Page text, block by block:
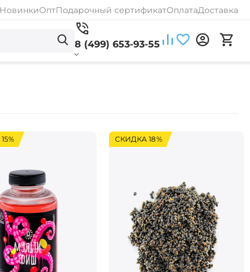
НовинкиОптПодарочный сертификатОплатаДоставка
8 (499) 653-93-55
СКИДКА 18%